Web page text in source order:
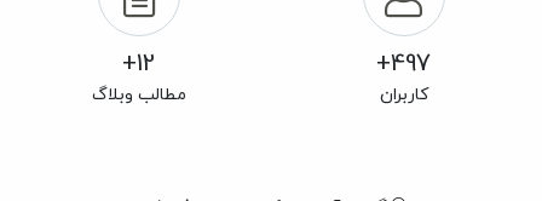
497+
کاربران
12+
مطالب وبلاگ